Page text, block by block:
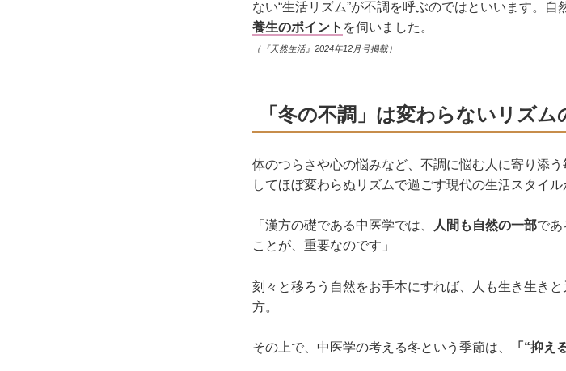
ない“生活リズム”が不調を呼ぶのではといいます。自
養生のポイント を伺いました。
（『天然生活』2024年12月号掲載）
「冬の不調」は変わらないリズ
体のつらさや心の悩みなど、不調に悩む人に寄り添
してほぼ変わらぬリズムで過ごす現代の生活スタイ
「漢方の礎である中医学では、 人間も自然の一部で
ことが、重要なのです」
刻々と移ろう自然をお手本にすれば、人も生き生き
方。
その上で、中医学の考える冬という季節は、 「“抑え